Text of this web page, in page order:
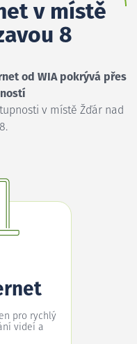
v místě
8
od WIA pokrývá přes
v místě Žďár nad
pro rychlý
videí a